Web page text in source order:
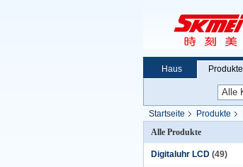
Haus Produkte
Startseite Produkte
Alle Produkte
Digitaluhr LCD (49)